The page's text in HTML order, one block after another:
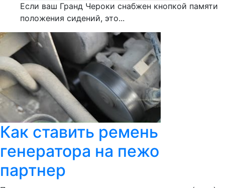
Если ваш Гранд Чероки снабжен кнопкой памяти
положения сидений, это...
Как ставить ремень
генератора на пежо
партнер